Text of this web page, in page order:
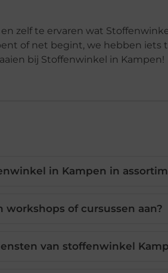
zelf te ervaren wat
of net begint, we hebben iets
bij Stoffenwinkel in Kampen!
in Kampen in
of cursussen aan?
van stoffenwinkel